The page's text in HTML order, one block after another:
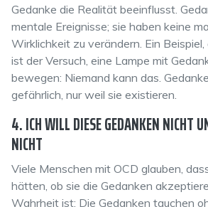
Gedanke die Realität beeinflusst.
mentale Ereignisse; sie haben keine
Wirklichkeit zu verändern. Ein
ist der Versuch, eine Lampe mit
bewegen: Niemand kann das.
gefährlich, nur weil sie existieren.
4. ICH WILL DIESE GEDANKEN NICHT
NICHT
Viele Menschen mit OCD glauben,
hätten, ob sie die Gedanken
Wahrheit ist: Die Gedanken tauchen